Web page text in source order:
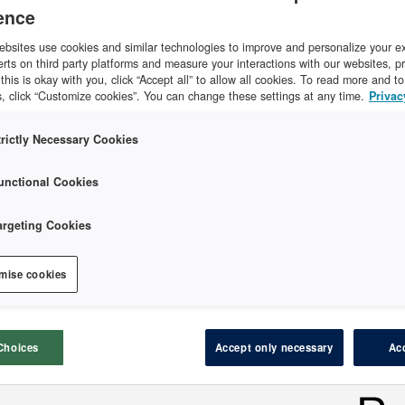
var at det umiddelbart virket som om det ikke lot
som kunne passe. Kunne litt av varelageret brukes?
å ha tatt mål viste det seg at Planmecas ProOne
passe. Resultatet er et lite, effektivt rom på størrelse
plass igjen på lagret.
ble tatt og i løpet av sommeren ble det satt opp
inn en blydør med vindu slik at rommet fikk enkel
ble utstyret montert, opplæring gitt og umiddelbart tatt i
use cookies and similar technologies to improve and personalize your
on third party platforms and measure your interactions with our websites,
is okay with you, click “Accept all” to allow all cookies. To read more and
click “Customize cookies”. You can change these settings at any time.
Necessary Cookies
Cookies
Cookies
cookies
Accept only necessary